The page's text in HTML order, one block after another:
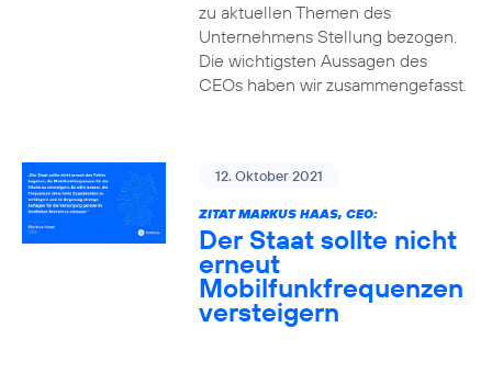
zu aktuellen Themen des
Unternehmens Stellung bezogen.
Die wichtigsten Aussagen des
CEOs haben wir zusammengefasst.
12. Oktober 2021
ZITAT MARKUS HAAS, CEO:
Der Staat sollte nicht
erneut
Mobilfunkfrequenzen
versteigern